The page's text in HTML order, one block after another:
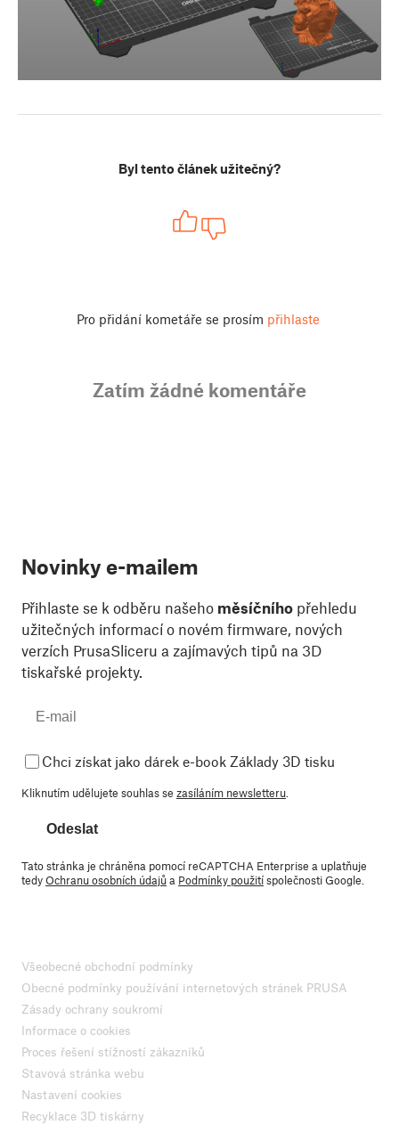
Byl tento článek užitečný?
Pro přidání kometáře se prosím přihlaste
Zatím žádné komentáře
Novinky e-mailem
Přihlaste se k odběru našeho měsíčního přehledu
užitečných informací o novém firmware, nových
verzích PrusaSliceru a zajímavých tipů na 3D
tiskařské projekty.
Chci získat jako dárek e-book Základy 3D tisku
Kliknutím udělujete souhlas se zasíláním newsletteru
Odeslat
Tato stránka je chráněna pomocí reCAPTCHA Enterprise a uplatňuje
tedyOchranu osobních údajůa Podmínky použitíspolečnosti Google.
Všeobecné obchodní podmínky
Obecné podmínky používání internetových stránek PRUSA
Zásady ochrany soukromí
Informace o cookies
Proces řešení stížností zákazníků
Stavová stránka webu
Nastavení cookies
Recyklace 3D tiskárny